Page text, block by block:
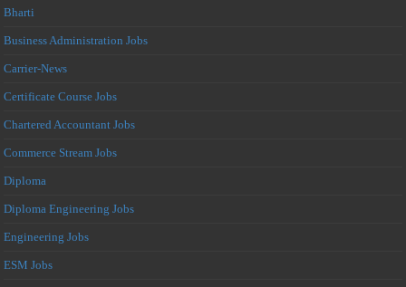
Bharti
Business Administration Jobs
Carrier-News
Certificate Course Jobs
Chartered Accountant Jobs
Commerce Stream Jobs
Diploma
Diploma Engineering Jobs
Engineering Jobs
ESM Jobs